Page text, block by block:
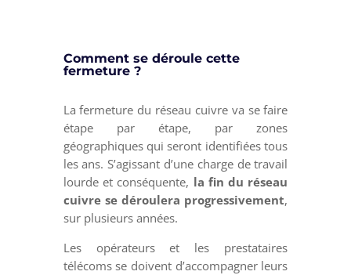
Comment se déroule cette
fermeture ?
La fermeture du réseau cuivre va se faire
étape par étape, par zones
géographiques qui seront identifiées tous
les ans. S’agissant d’une charge de travail
lourde et conséquente, la fin du réseau
cuivre se déroulera progressivement,
sur plusieurs années.
Les opérateurs et les prestataires
télécoms se doivent d’accompagner leurs